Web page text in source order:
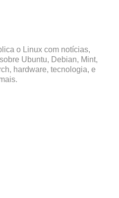
o Linux com notícias,
Ubuntu, Debian, Mint,
hardware, tecnologia, e